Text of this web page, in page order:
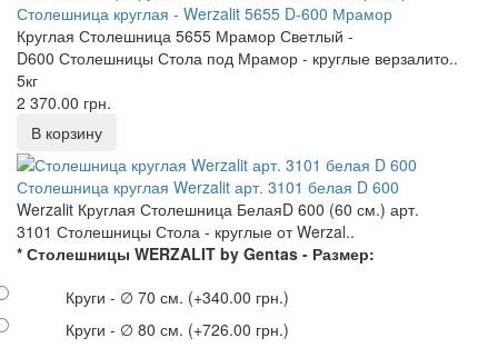
Столешница круглая - Werzalit 5655 D-600 Мрамор
Круглая Столешница 5655 Мрамор Светлый -
D600 Столешницы Стола под Мрамор - круглые верзалито..
5кг
2 370.00 грн.
Столешница круглая Werzalit арт. 3101 белая D 600
Werzalit Круглая Столешница БелаяD 600 (60 см.) арт.
3101 Столешницы Стола - круглые от Werzal..
* Столешницы WERZALIT by Gentas - Размер:
Круги - ∅ 70 см. (+340.00 грн.)
Круги - ∅ 80 см. (+726.00 грн.)